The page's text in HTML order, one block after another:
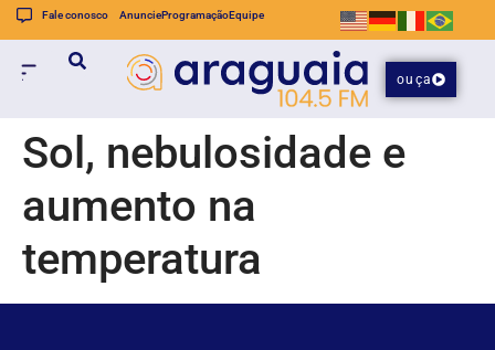
Fale conosco AnuncieProgramaçãoEquipe
ouça
Sol, nebulosidade e
aumento na
temperatura